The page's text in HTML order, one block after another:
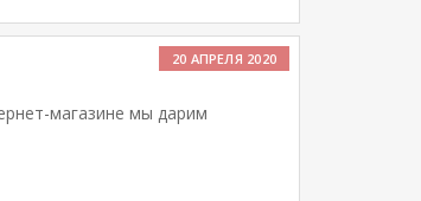
20 АПРЕЛЯ 2020
магазине мы дарим